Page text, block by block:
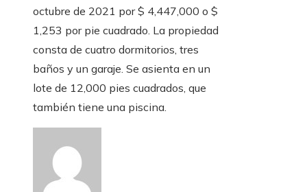
octubre de 2021 por $ 4,447,000 o $
1,253 por pie cuadrado. La propiedad
consta de cuatro dormitorios, tres
baños y un garaje. Se asienta en un
lote de 12,000 pies cuadrados, que
también tiene una piscina.